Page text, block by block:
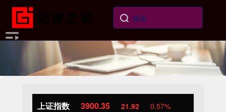
上证指数 3900.35 21.92 0.57%